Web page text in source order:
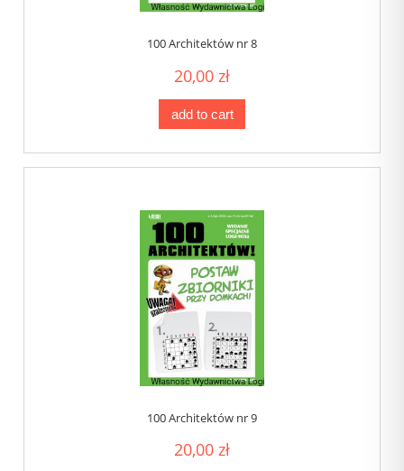
100 Architektów nr 8
20,00 zł
add to cart
100 Architektów nr 9
20,00 zł